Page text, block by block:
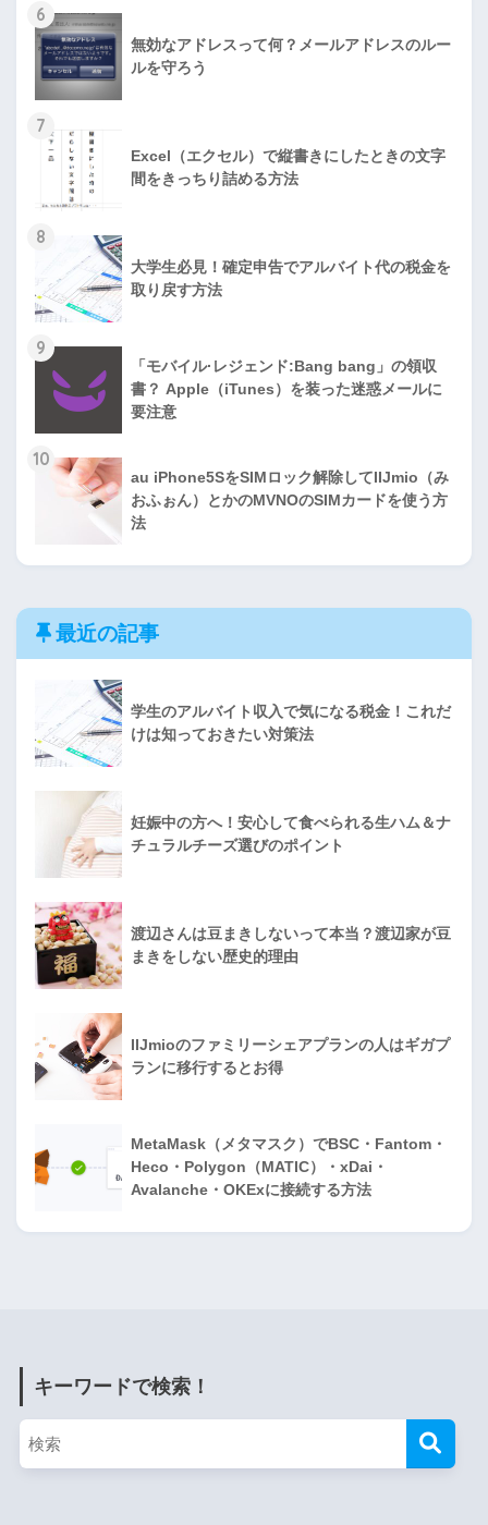
6
無効なアドレスって何？メールアドレスのルー
ルを守ろう
7
Excel（エクセル）で縦書きにしたときの文字
間をきっちり詰める方法
8
大学生必見！確定申告でアルバイト代の税金を
取り戻す方法
9
「モバイル·レジェンド:Bang bang」の領収
書？ Apple（iTunes）を装った迷惑メールに
要注意
10
au iPhone5SをSIMロック解除してIIJmio（み
おふぉん）とかのMVNOのSIMカードを使う方
法
最近の記事
学生のアルバイト収入で気になる税金！これだ
けは知っておきたい対策法
妊娠中の方へ！安心して食べられる生ハム＆ナ
チュラルチーズ選びのポイント
渡辺さんは豆まきしないって本当？渡辺家が豆
まきをしない歴史的理由
IIJmioのファミリーシェアプランの人はギガプ
ランに移行するとお得
MetaMask（メタマスク）でBSC・Fantom・
Heco・Polygon（MATIC）・xDai・
Avalanche・OKExに接続する方法
キーワードで検索！